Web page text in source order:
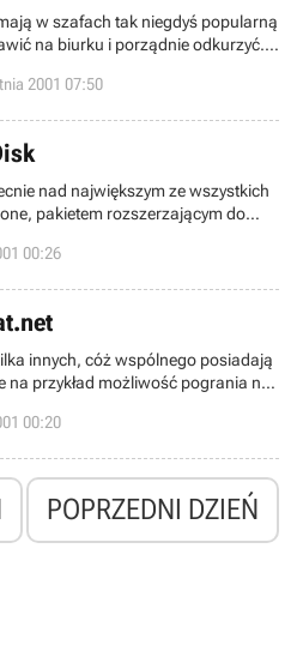
w szafach tak niegdyś popularną
na biurku i porządnie odkurzyć.
Software, która wypuściła na
Division i zapowiada, że niedługo
2001 07:50
nad największym ze wszystkich
pakietem rozszerzającym do
to już tylko dodatkowe mapki lecz
ciekawych nowości i ulepszeń.
00:26
cóż wspólnego posiadają
na przykład możliwość pogrania na
Combat.net. Niestety z
zostanie zlikwidowana.
00:20
POPRZEDNI DZIEŃ